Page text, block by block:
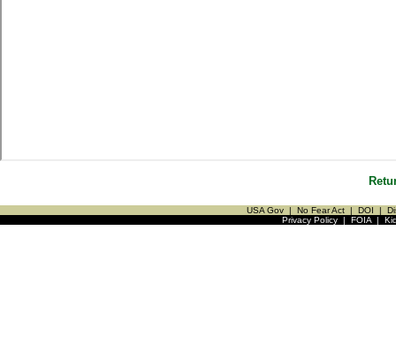
USA Gov | No Fear Act | DOI |
Privacy Policy| FOIA|